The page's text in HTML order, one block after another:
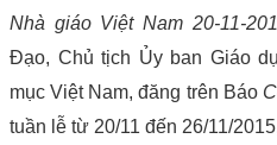
Nhà giáo Việt Nam 20-11-
Đạo, Chủ tịch Ủy ban Giáo
mục Việt Nam, đăng trên Báo
tuần lễ từ 20/11 đến 26/11/